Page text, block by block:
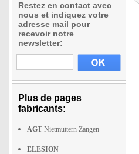
Restez en contact avec
nous et indiquez votre
adresse mail pour
recevoir notre
newsletter:
Plus de pages
fabricants:
AGT Nietmuttern Zangen
ELESION